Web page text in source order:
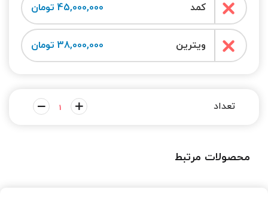
کمد 45,000,000 تومان
ویترین 38,000,000 تومان
محصولات مرتبط